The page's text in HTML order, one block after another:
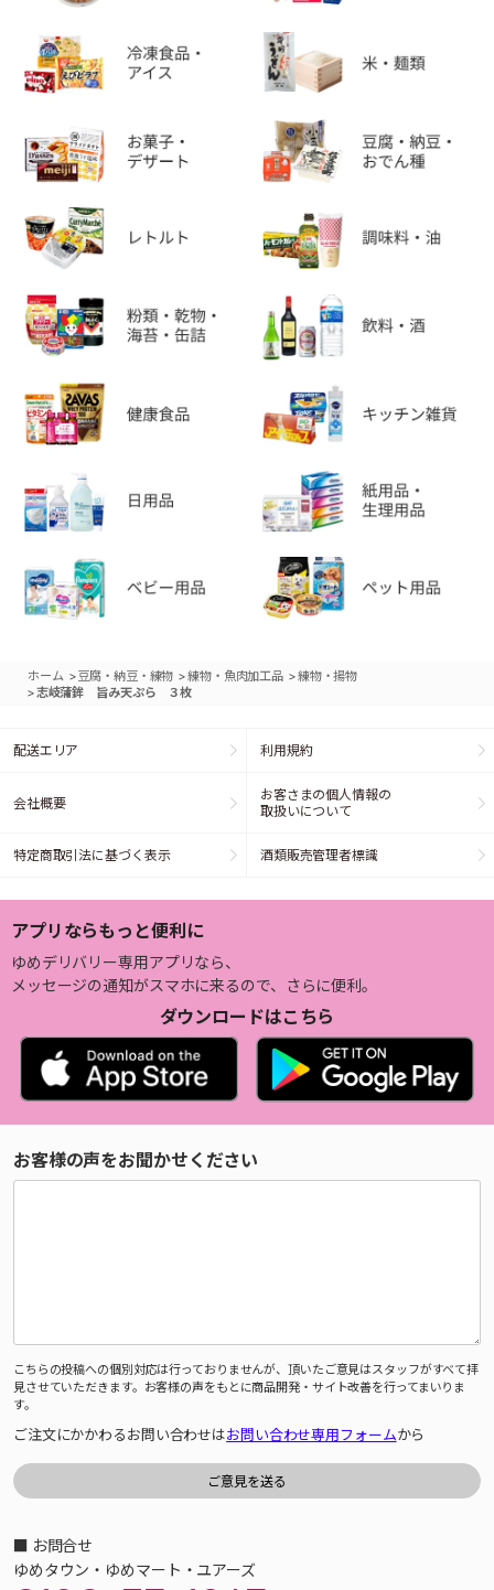
ホーム >豆腐・納豆・練物 >練物・魚肉加工品 >練物・揚物
>志岐蒲鉾 旨み天ぷら ３枚
配送エリア 利用規約
会社概要
お客さまの個人情報の
取扱いについて
特定商取引法に基づく表示 酒類販売管理者標識
アプリならもっと便利に
ゆめデリバリー専用アプリなら、
メッセージの通知がスマホに来るので、さらに便利。
ダウンロードはこちら
お客様の声をお聞かせください
こちらの投稿への個別対応は行っておりませんが、頂いたご意見はスタッフがすべて拝
見させていただきます。お客様の声をもとに商品開発・サイト改善を行ってまいりま
す。
ご注文にかかわるお問い合わせはお問い合わせ専用フォームから
■ お問合せ
ゆめタウン・ゆめマート・ユアーズ